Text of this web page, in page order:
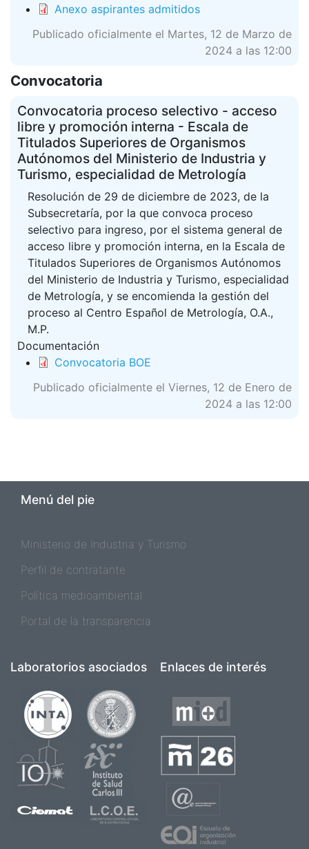
Anexo aspirantes admitidos
Publicado oficialmente el Martes, 12 de Marzo de
2024 a las 12:00
Convocatoria
Convocatoria proceso selectivo - acceso
libre y promoción interna - Escala de
Titulados Superiores de Organismos
Autónomos del Ministerio de Industria y
Turismo, especialidad de Metrología
Resolución de 29 de diciembre de 2023, de la
Subsecretaría, por la que convoca proceso
selectivo para ingreso, por el sistema general de
acceso libre y promoción interna, en la Escala de
Titulados Superiores de Organismos Autónomos
del Ministerio de Industria y Turismo, especialidad
de Metrología, y se encomienda la gestión del
proceso al Centro Español de Metrología, O.A.,
M.P.
Documentación
Convocatoria BOE
Publicado oficialmente el Viernes, 12 de Enero de
2024 a las 12:00
Menú del pie
Ministerio de Industria y Turismo
Perfil de contratante
Política medioambiental
Portal de la transparencia
Laboratorios asociados
Imagen Imagen
Imagen Imagen
Imagen Imagen
Enlaces de interés
Imagen
Imagen
Imagen
Imagen